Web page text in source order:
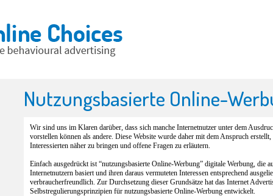
Nutzungsbasierte Online-
Wir sind uns im Klaren darüber, dass sich manche Internetnutzer unter dem
vorstellen können als andere. Diese Website wurde daher mit dem Anspruch
Interessierten näher zu bringen und offene Fragen zu erläutern.
Einfach ausgedrückt ist “nutzungsbasierte Online-Werbung” digitale Werbung, die
Internetnutzern basiert und ihren daraus vermuteten Interessen entsprechend
verbraucherfreundlich. Zur Durchsetzung dieser Grundsätze hat das Internet
Selbstregulierungsprinzipien für nutzungsbasierte Online-Werbung entwickelt.